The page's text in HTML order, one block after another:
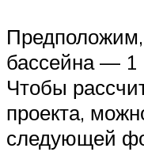
бассейна — 1
Чтобы
проекта,
следующей